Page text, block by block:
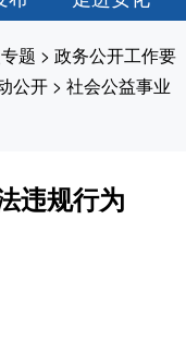
题 > 政务公开工作要
公开 > 社会公益事业
违规行为